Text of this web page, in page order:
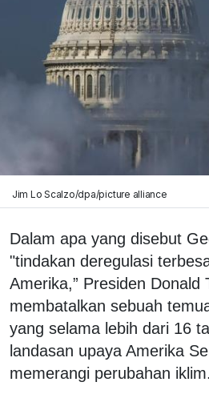
Jim Lo Scalzo/dpa/picture alliance
Dalam apa yang disebut
"tindakan deregulasi
Amerika,” Presiden Donald
membatalkan sebuah
yang selama lebih dari 16
landasan upaya Amerika
memerangi perubahan iklim.